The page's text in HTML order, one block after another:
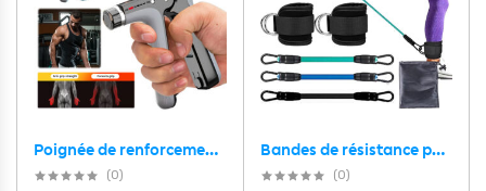
Poignée de renforcement de la poignée ergonomique avec compteur – جهاز تدريب عضلات اليد
(0)
Bandes de résistance pour les jambes avec sangle de cheville 5Pcs – طقم أشرطة تدريب قابلة للتمدد
(0)